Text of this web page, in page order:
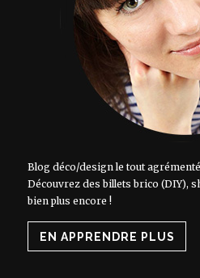
Blog déco/design le tout
Découvrez des billets brico (DIY),
bien plus encore !
EN APPRENDRE PLUS